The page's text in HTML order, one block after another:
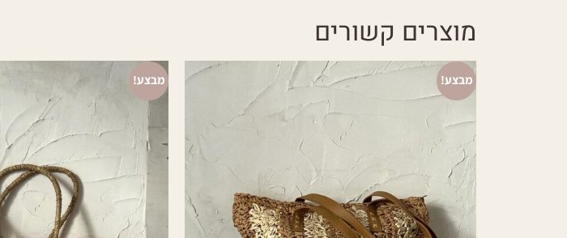
מוצרים קשורים
מבצע! מבצע!